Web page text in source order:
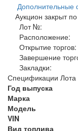
Дополнительные
Аукцион закрыт
Лот №:
Расположение:
Открытие торгов:
Завершение
Закладки:
Спецификации Лота
Год выпуска
Марка
Модель
VIN
Вид топлива